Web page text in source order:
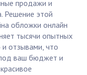
продажи и
Решение этой
обложки онлайн
тысячи опытных
отзывами, что
ваш бюджет и